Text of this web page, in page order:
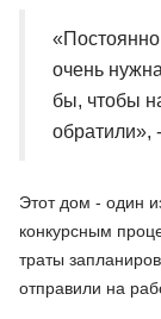
очень
бы, чтобы
обратили»,
Этот дом - один
конкурсным
траты
отправили на